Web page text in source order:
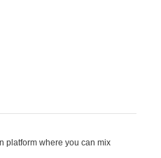
platform where you can mix